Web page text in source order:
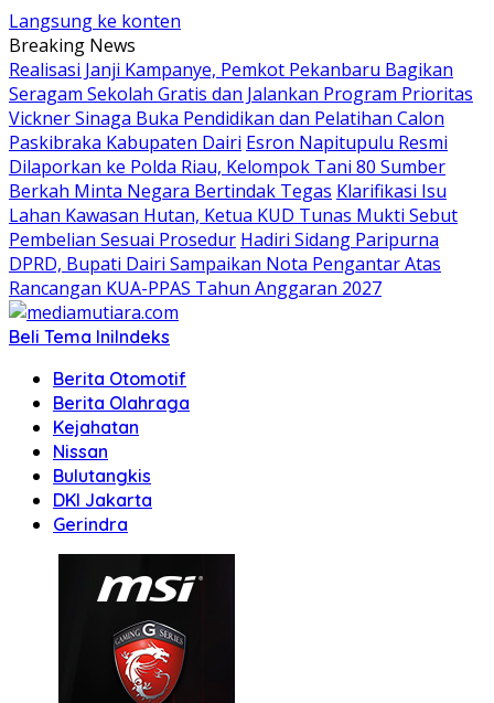
Langsung ke konten
Breaking News
Realisasi Janji Kampanye, Pemkot Pekanbaru Bagikan
Seragam Sekolah Gratis dan Jalankan Program Prioritas
Vickner Sinaga Buka Pendidikan dan Pelatihan Calon
Paskibraka Kabupaten Dairi Esron Napitupulu Resmi
Dilaporkan ke Polda Riau, Kelompok Tani 80 Sumber
Berkah Minta Negara Bertindak Tegas Klarifikasi Isu
Lahan Kawasan Hutan, Ketua KUD Tunas Mukti Sebut
Pembelian Sesuai Prosedur Hadiri Sidang Paripurna
DPRD, Bupati Dairi Sampaikan Nota Pengantar Atas
Rancangan KUA-PPAS Tahun Anggaran 2027
Beli Tema IniIndeks
Berita Otomotif
Berita Olahraga
Kejahatan
Nissan
Bulutangkis
DKI Jakarta
Gerindra